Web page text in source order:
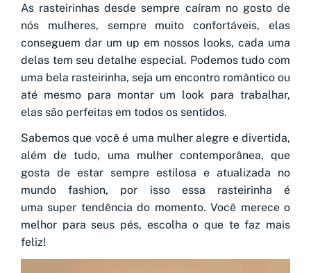
As rasteirinhas desde sempre caíram no gosto de
nós mulheres, sempre muito confortáveis, elas
conseguem dar um up em nossos looks, cada uma
delas tem seu detalhe especial. Podemos tudo com
uma bela rasteirinha, seja um encontro romântico ou
até mesmo para montar um look para trabalhar,
elas são perfeitas em todos os sentidos.
Sabemos que você é uma mulher alegre e divertida,
além de tudo, uma mulher contemporânea, que
gosta de estar sempre estilosa e atualizada no
mundo fashion, por isso essa rasteirinha é
uma super tendência do momento. Você merece o
melhor para seus pés, escolha o que te faz mais
feliz!